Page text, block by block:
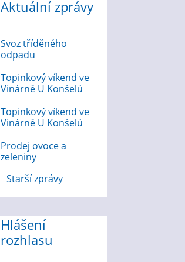
Aktuální zprávy
Svoz tříděného
odpadu
Topinkový víkend ve
Vinárně U Konšelů
Topinkový víkend ve
Vinárně U Konšelů
Prodej ovoce a
zeleniny
Starší zprávy
Hlášení
rozhlasu